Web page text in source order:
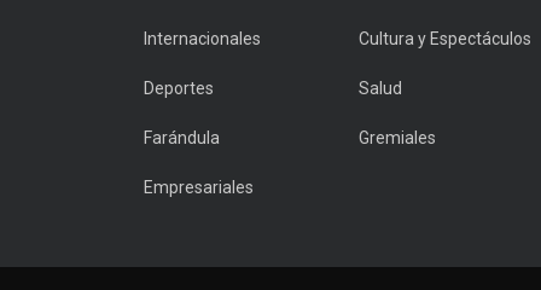
Internacionales Cultura y Espectáculos
Deportes Salud
Farándula Gremiales
Empresariales